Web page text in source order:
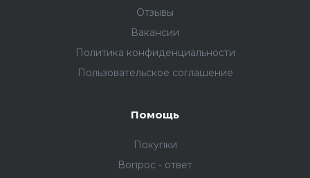
Отзывы
Вакансии
Политика конфиденциальности
Пользовательское соглашение
Помощь
Покупки
Вопрос - ответ